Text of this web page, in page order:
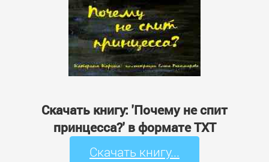
Скачать книгу: 'Почему не спит
принцесса?' в формате TXT
Скачать книгу...